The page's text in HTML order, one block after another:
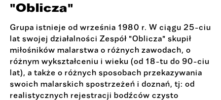
"Oblicza"
Grupa istnieje od września 1980 r. W ciągu 25-ciu
lat swojej działalności Zespół "Oblicza" skupił
miłośników malarstwa o różnych zawodach, o
różnym wykształceniu i wieku (od 18-tu do 90-ciu
lat), a także o różnych sposobach przekazywania
swoich malarskich spostrzeżeń i doznań, tj: od
realistycznych rejestracji bodźców czysto